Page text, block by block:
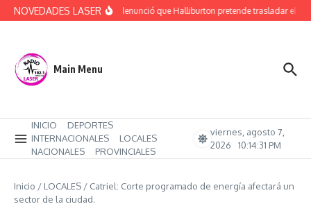
Saltar al contenido
NOVEDADES LASERRucci denunció que Halliburton pretende trasladar el
Main Menu
INICIO
DEPORTES
INTERNACIONALES
LOCALES
NACIONALES
PROVINCIALES
viernes, agosto 7,
2026
10:14:31 PM
Inicio / LOCALES / Catriel: Corte programado de energía afectará un
sector de la ciudad.